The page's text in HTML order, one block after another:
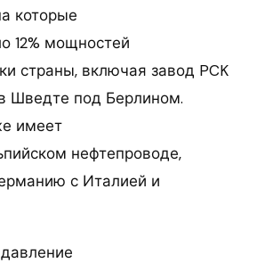
которые
12% мощностей
страны, включая завод PCK
Шведте под Берлином.
имеет
нефтепроводе,
с Италией и